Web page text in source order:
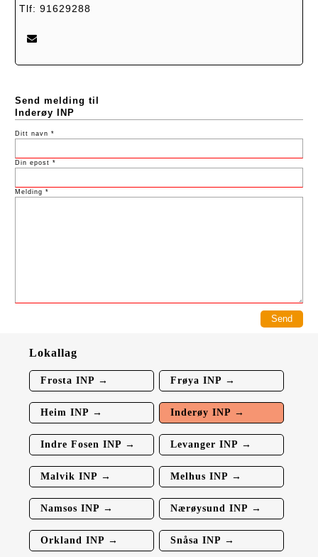
Tlf: 91629288
Send melding til
Inderøy INP
Ditt navn *
Din epost *
Melding *
Lokallag
Frosta INP → Frøya INP →
Heim INP → Inderøy INP →
Indre Fosen INP → Levanger INP →
Malvik INP → Melhus INP →
Namsos INP → Nærøysund INP →
Orkland INP → Snåsa INP →